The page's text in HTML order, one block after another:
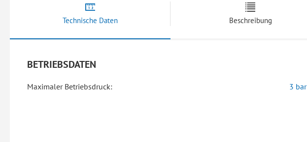
Technische Daten
BETRIEBSDATEN
Maximaler Betriebsdruck: 3 bar
Beschreibung